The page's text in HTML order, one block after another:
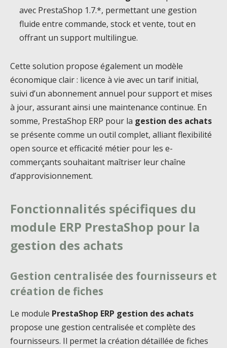
avec PrestaShop 1.7.*, permettant une gestion
fluide entre commande, stock et vente, tout en
offrant un support multilingue.
Cette solution propose également un modèle
économique clair : licence à vie avec un tarif initial,
suivi d’un abonnement annuel pour support et mises
à jour, assurant ainsi une maintenance continue. En
somme, PrestaShop ERP pour la gestion des achats
se présente comme un outil complet, alliant flexibilité
open source et efficacité métier pour les e-
commerçants souhaitant maîtriser leur chaîne
d’approvisionnement.
Fonctionnalités spécifiques du
module ERP PrestaShop pour la
gestion des achats
Gestion centralisée des fournisseurs et
création de fiches
Le module PrestaShop ERP gestion des achats
propose une gestion centralisée et complète des
fournisseurs. Il permet la création détaillée de fiches